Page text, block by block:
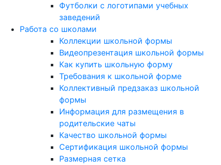
Футболки с логотипами учебных
заведений
Работа со школами
Коллекции школьной формы
Видеопрезентация школьной формы
Как купить школьную форму
Требования к школьной форме
Коллективный предзаказ школьной
формы
Информация для размещения в
родительские чаты
Качество школьной формы
Сертификация школьной формы
Размерная сетка